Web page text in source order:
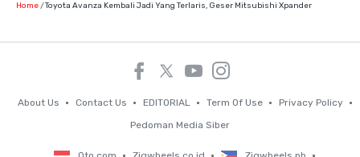
Home Toyota Avanza Kembali Jadi Yang Terlaris, Geser Mitsubishi Xpander
About Us Contact Us EDITORIAL Term Of Use
Privacy Policy
Pedoman Media Siber